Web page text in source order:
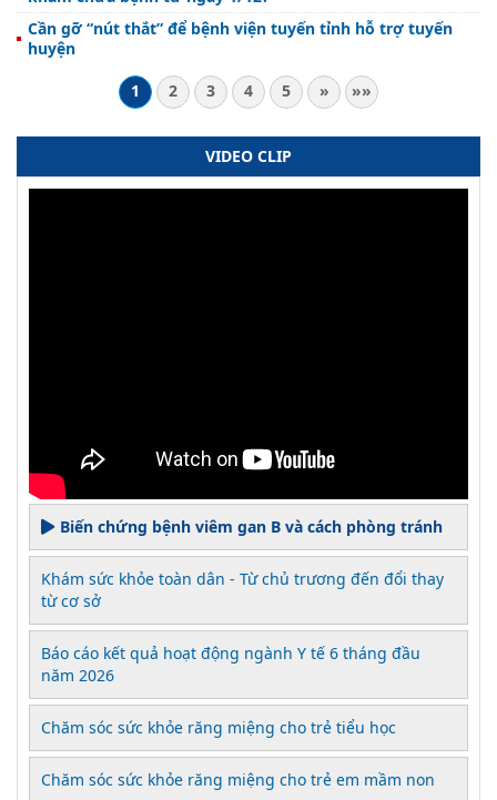
Cần gỡ “nút thắt” để bệnh viện tuyến tỉnh hỗ trợ tuyến
huyện
1
2 3 4 5 » »»
VIDEO CLIP
Biến chứng bệnh viêm gan B và cách phòng tránh
Khám sức khỏe toàn dân - Từ chủ trương đến đổi thay
từ cơ sở
Báo cáo kết quả hoạt động ngành Y tế 6 tháng đầu
năm 2026
Chăm sóc sức khỏe răng miệng cho trẻ tiểu học
Chăm sóc sức khỏe răng miệng cho trẻ em mầm non